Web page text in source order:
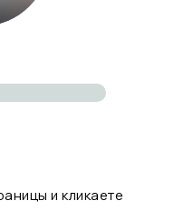
и кликаете